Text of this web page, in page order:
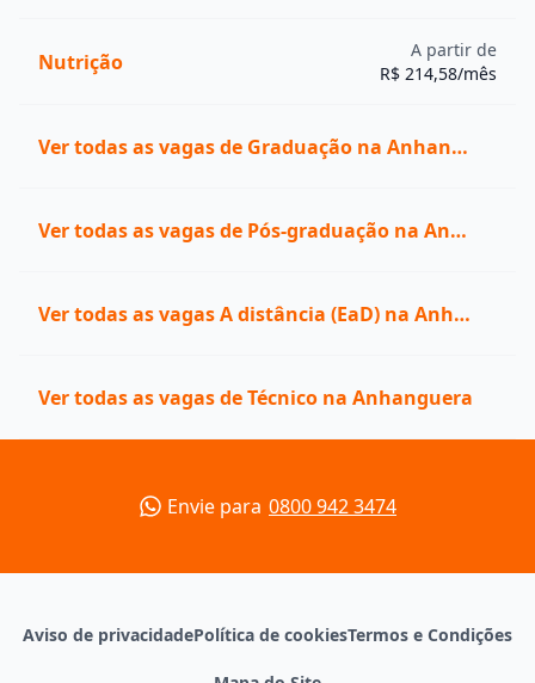
Nutrição
A partir de
R$ 214,58/mês
Ver todas as vagas de Graduação na Anhanguera
Ver todas as vagas de Pós-graduação na Anhanguera
Ver todas as vagas A distância (EaD) na Anhanguera
Ver todas as vagas de Técnico na Anhanguera
Envie para 0800 942 3474
Aviso de privacidadePolítica de cookiesTermos e Condições